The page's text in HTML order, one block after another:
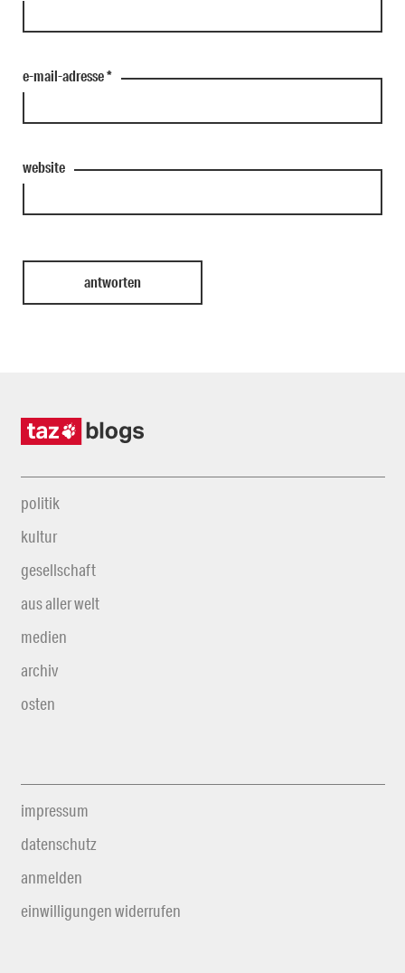
e-mail-adresse*
website
politik
kultur
gesellschaft
aus aller welt
medien
archiv
osten
impressum
datenschutz
anmelden
einwilligungen widerrufen